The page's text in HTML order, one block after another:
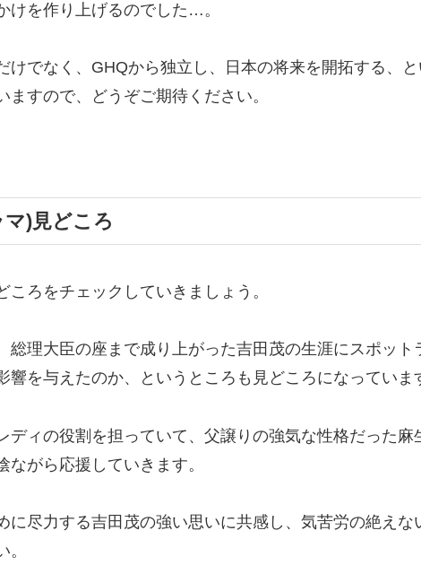
けを作り上げるのでした…。
でなく、GHQから独立し、日本の将来を開拓する、
すので、どうぞご期待ください。
)見どころ
ろをチェックしていきましょう。
総理大臣の座まで成り上がった吉田茂の生涯にスポッ
を与えたのか、というところも見どころになっていま
ィの役割を担っていて、父譲りの強気な性格だった
がら応援していきます。
尽力する吉田茂の強い思いに共感し、気苦労の絶え